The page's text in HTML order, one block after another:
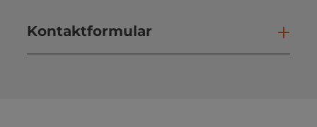
Kontaktformular